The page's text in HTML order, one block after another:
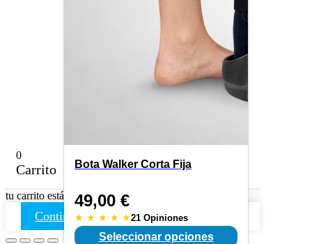
Bota Walker Corta Fija
49,00 €
★ ★ ★ ★ ★21 Opiniones
Seleccionar opciones
0
Carrito
tu carrito está vacio volver a la tienda
Continuar comprando